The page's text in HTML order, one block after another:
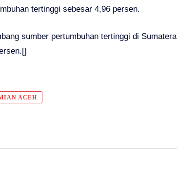
tertinggi sebesar 4,96 persen.
sumber pertumbuhan tertinggi di Sumatera
ACEH